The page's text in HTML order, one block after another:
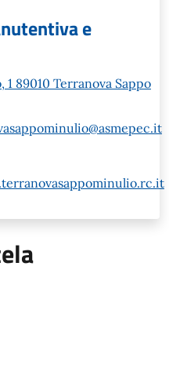
e
1 89010 Terranova Sappo